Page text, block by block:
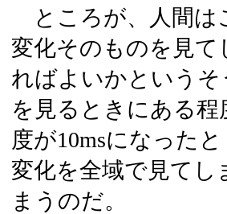
ところが、人間は
変化そのものを見て
ればよいかという
を見るときにある
度が10msになった
変化を全域で見てし
まうのだ。